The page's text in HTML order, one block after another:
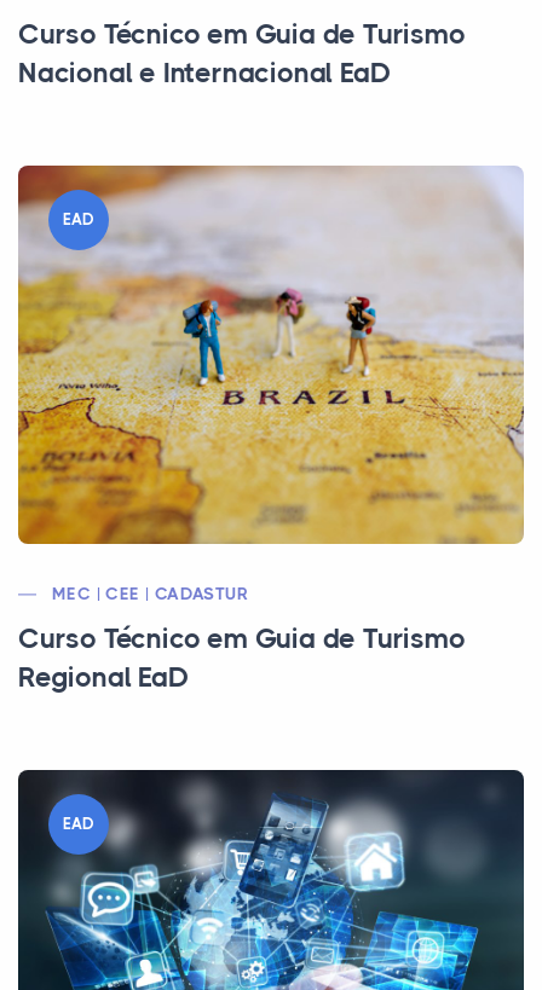
Curso Técnico em Guia de Turismo
Nacional e Internacional EaD
EAD
MEC | CEE | CADASTUR
Curso Técnico em Guia de Turismo
Regional EaD
EAD